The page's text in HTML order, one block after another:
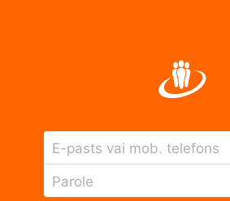
E-pasts vai mob. telefons
Parole